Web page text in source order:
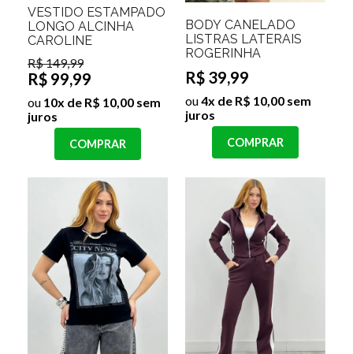
VESTIDO ESTAMPADO
LONGO ALCINHA
CAROLINE
R$ 149,99
R$ 99,99
ou 10x de R$ 10,00 sem
juros
COMPRAR
BODY CANELADO
LISTRAS LATERAIS
ROGERINHA
R$ 39,99
ou4x de R$ 10,00 sem
juros
COMPRAR